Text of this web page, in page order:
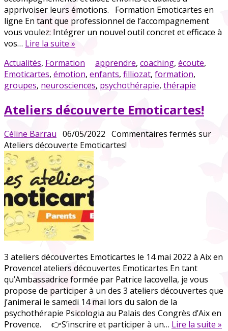
apprivoiser leurs émotions. Formation Emoticartes en
ligne En tant que professionnel de l’accompagnement
vous voulez: Intégrer un nouvel outil concret et efficace à
vos… Lire la suite »
Actualités, Formation apprendre, coaching, écoute,
Emoticartes, émotion, enfants, filliozat, formation,
groupes, neurosciences, psychothérapie, thérapie
Ateliers découverte Emoticartes!
Céline Barrau 06/05/2022 Commentaires fermés sur
Ateliers découverte Emoticartes!
3 ateliers découvertes Emoticartes le 14 mai 2022 à Aix en
Provence! ateliers découvertes Emoticartes En tant
qu’Ambassadrice formée par Patrice Iacovella, je vous
propose de participer à un des 3 ateliers découvertes que
j’animerai le samedi 14 mai lors du salon de la
psychothérapie Psicologia au Palais des Congrès d’Aix en
Provence. 👉S’inscrire et participer à un… Lire la suite »